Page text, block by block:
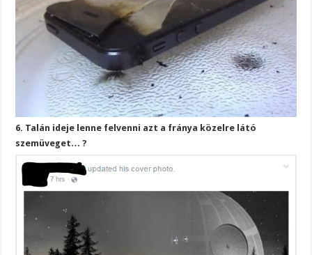
6. Talán ideje lenne felvenni azt a fránya közelre látó
szemüveget… ?